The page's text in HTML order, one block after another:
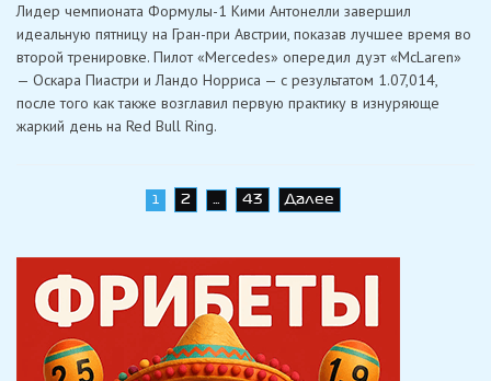
возглавил
практику
в
завершив
идеальную
пятницу
Лидер чемпионата Формулы-1 Кими Антонелли завершил
идеальную пятницу на Гран-при Австрии, показав лучшее время во
второй тренировке. Пилот «Mercedes» опередил дуэт «McLaren»
— Оскара Пиастри и Ландо Норриса — с результатом 1.07,014,
после того как также возглавил первую практику в изнуряюще
жаркий день на Red Bull Ring.
записям
2 43 Далее